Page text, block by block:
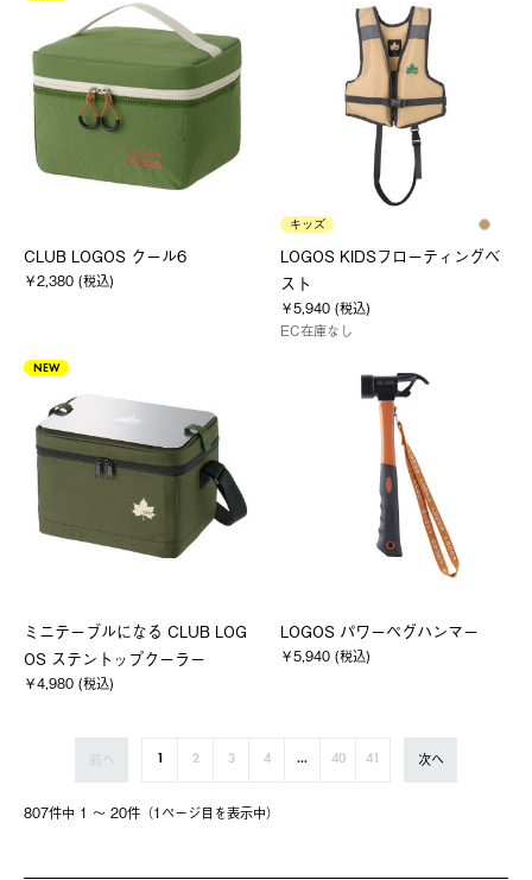
CLUB LOGOS クール6
￥2,380 (税込)
キッズ
LOGOS KIDSフローティングベ
スト
￥5,940 (税込)
EC在庫なし
NEW
ミニテーブルになる CLUB LOG
OS ステントップクーラー
￥4,980 (税込)
LOGOS パワーペグハンマー
￥5,940 (税込)
807件中 1 〜 20件（1ページ⽬を表⽰中）
前へ 1 2 3 4 ... 40 41 次へ